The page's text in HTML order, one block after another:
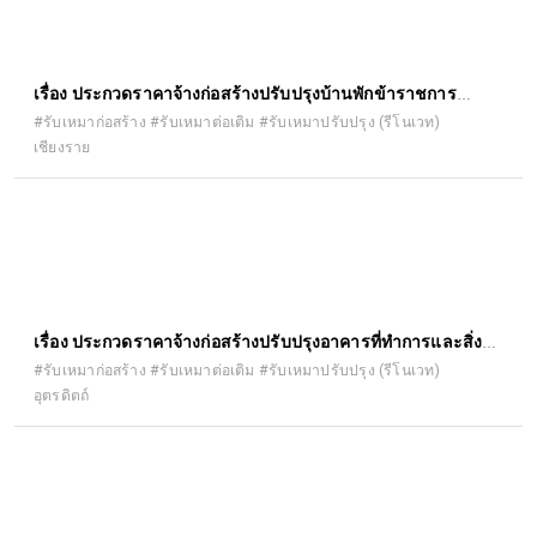
เรื่อง ประกวดราคาจ้างก่อสร้างปรับปรุงบ้านพักข้าราชการ
สำนักงานอัยการจังหวัดเชียงราย ด้วยวิธีประกวดราคา
อิเล็กทรอนิกส์ (e-bidding)
#รับเหมาก่อสร้าง #รับเหมาต่อเติม #รับเหมาปรับปรุง (รีโนเวท)
เชียงราย
ืเรื่อง ประกวดราคาจ้างก่อสร้างปรับปรุงอาคารที่ทำการและสิ่ง
ก่อสร้างประกอบ สำนักงานขนส่งจังหวัด อุตรดิตถ์ สาขาอำเภอ
ตรอน (รั้ว) ตำบลวังแดง อำเภอตรอน จังหวัดอุตรดิตถ์ ประจำ
ปีงบประมาณ พ.ศ. ๒๕๖๙ ด้วยวิธีประกวดราคาอิเล็กทรอนิกส์ (e-
#รับเหมาก่อสร้าง #รับเหมาต่อเติม #รับเหมาปรับปรุง (รีโนเวท)
อุตรดิตถ์